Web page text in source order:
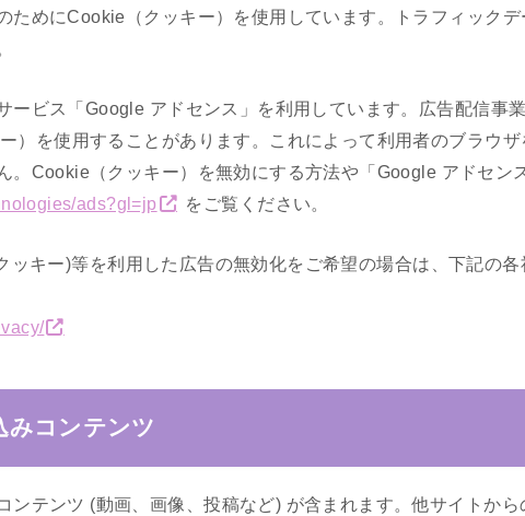
ためにCookie（クッキー）を使用しています。トラフィック
ービス「Google アドセンス」を利用しています。広告配信事
）を使用することがあります。これによって利用者のブラウ
。Cookie（クッキー）を無効にする方法や「Google アドセン
ads?gl=jp
をご覧ください。
キー)等を利用した広告の無効化をご希望の場合は、下記の
みコンテンツ
ンテンツ (動画、画像、投稿など) が含まれます。他サイトか